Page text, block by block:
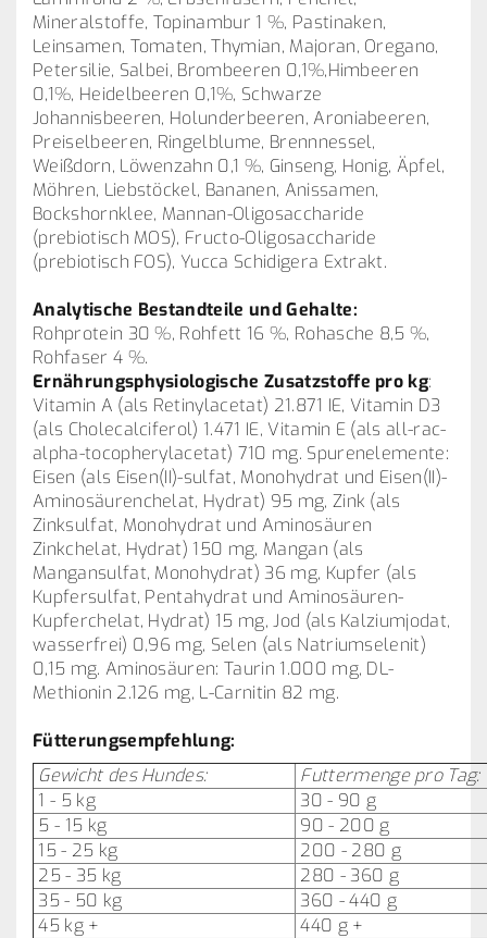
Mineralstoffe, Topinambur 1 %, Pastinaken,
Leinsamen, Tomaten, Thymian, Majoran, Oregano,
Petersilie, Salbei, Brombeeren 0,1%,Himbeeren
0,1%, Heidelbeeren 0,1%, Schwarze
Johannisbeeren, Holunderbeeren, Aroniabeeren,
Preiselbeeren, Ringelblume, Brennnessel,
Weißdorn, Löwenzahn 0,1 %, Ginseng, Honig, Äpfel,
Möhren, Liebstöckel, Bananen, Anissamen,
Bockshornklee, Mannan-Oligosaccharide
(prebiotisch MOS), Fructo-Oligosaccharide
(prebiotisch FOS), Yucca Schidigera Extrakt.
Analytische Bestandteile und Gehalte:
Rohprotein 30 %, Rohfett 16 %, Rohasche 8,5 %,
Rohfaser 4 %.
Ernährungsphysiologische Zusatzstoffe pro kg:
Vitamin A (als Retinylacetat) 21.871 IE, Vitamin D3
(als Cholecalciferol) 1.471 IE, Vitamin E (als all-rac-
alpha-tocopherylacetat) 710 mg. Spurenelemente:
Eisen (als Eisen(II)-sulfat, Monohydrat und Eisen(II)-
Aminosäurenchelat, Hydrat) 95 mg, Zink (als
Zinksulfat, Monohydrat und Aminosäuren
Zinkchelat, Hydrat) 150 mg, Mangan (als
Mangansulfat, Monohydrat) 36 mg, Kupfer (als
Kupfersulfat, Pentahydrat und Aminosäuren-
Kupferchelat, Hydrat) 15 mg, Jod (als Kalziumjodat,
wasserfrei) 0,96 mg, Selen (als Natriumselenit)
0,15 mg. Aminosäuren: Taurin 1.000 mg, DL-
Methionin 2.126 mg, L-Carnitin 82 mg.
Fütterungsempfehlung:
Gewicht des Hundes:
Futtermenge pro Tag:
1 - 5 kg
30 - 90 g
5 - 15 kg
90 - 200 g
15 - 25 kg
200 - 280 g
25 - 35 kg
280 - 360 g
35 - 50 kg
360 - 440 g
45 kg +
440 g +